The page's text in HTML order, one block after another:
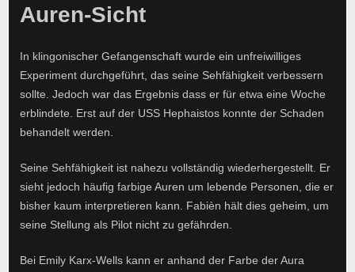
Auren-Sicht
In klingonischer Gefangenschaft wurde ein unfreiwilliges
Experiment durchgeführt, das seine Sehfähigkeit verbessern
sollte. Jedoch war das Ergebnis dass er für etwa eine Woche
erblindete. Erst auf der USS Hephaistos konnte der Schaden
behandelt werden.
Seine Sehfähigkeit ist nahezu vollständig wiederhergestellt. Er
sieht jedoch häufig farbige Auren um lebende Personen, die er
bisher kaum interpretieren kann. Fabièn hält dies geheim, um
seine Stellung als Pilot nicht zu gefährden.
Bei Emily Karx-Wells kann er anhand der Farbe der Aura